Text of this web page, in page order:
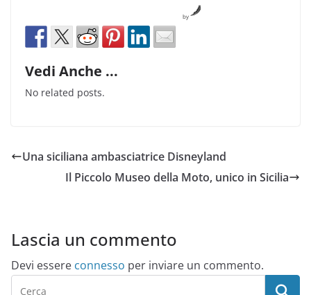
by
Vedi Anche ...
No related posts.
Una siciliana ambasciatrice Disneyland
Il Piccolo Museo della Moto, unico in Sicilia
Lascia un commento
Devi essere connesso per inviare un commento.